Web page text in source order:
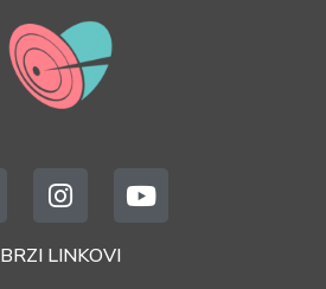
BRZI LINKOVI